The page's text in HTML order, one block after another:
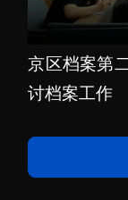
京区档案第
讨档案工作